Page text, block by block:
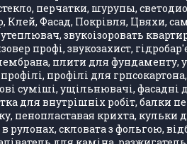
перчатки, шурупы,
Клей, Фасад, Покрівля, Цвяхи,
звукоізоровать
профі, звукозахист,
плити для фундаменту,
профілі для
суміші, ущільнювачі, фасадні
для внутрішніх робіт,
пенопластавая крихта,
рулонах, скловата з фольгою,